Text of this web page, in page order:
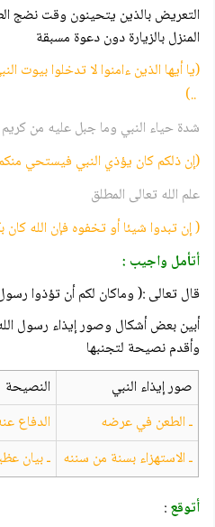
التعريض بالذين يتحينون وقت نضج
المنزل بالزيارة دون دعوة مسبقة
(يا أيها الذين ءامنوا لا تدخلوا بيوت
..)
شدة حياء النبي وما جبل عليه من
(إن ذلكم كان يؤذي النبي فيستحي
علم الله تعالى المطلق
( إن تبدوا شيئا أو تخفوه فإن الله
أتأمل واجيب :
قال تعالى :( وماكان لكم أن تؤذوا
أبين بعض أشكال وصور إيذاء رسول
وأقدم نصيحة لتجنبها
صور إيذاء النبي
النصيحة
ـ الطعن في عرضه
الدفاع
ـ الاستهزاء بسنة من سننه ـ بيان
أتوقع: